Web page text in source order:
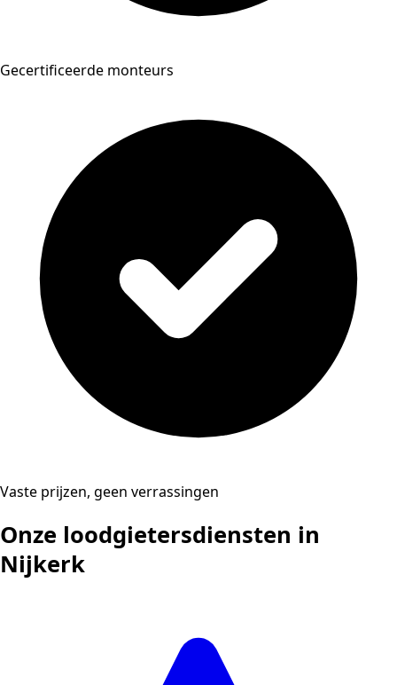
Gecertificeerde monteurs
Vaste prijzen, geen verrassingen
Onze loodgietersdiensten in
Nijkerk